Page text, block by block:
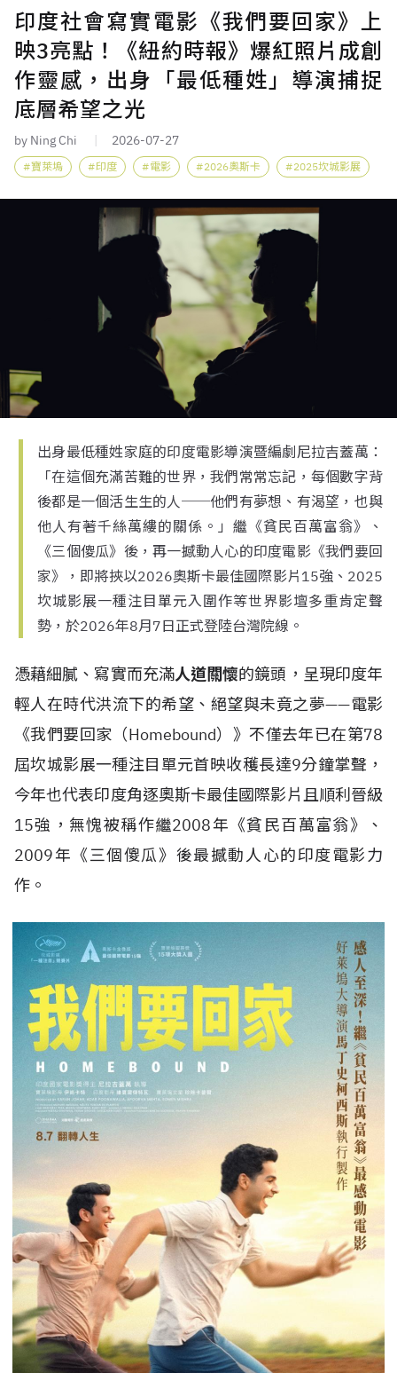
印度社會寫實電影《我們要回家》上
映3亮點！《紐約時報》爆紅照片成創
作靈感，出身「最低種姓」導演捕捉
底層希望之光
by Ning Chi 2026-07-27
寶萊塢 印度 電影 2026奧斯卡 2025坎城影展
出身最低種姓家庭的印度電影導演暨編劇尼拉吉蓋萬：
「在這個充滿苦難的世界，我們常常忘記，每個數字背
後都是一個活生生的人──他們有夢想、有渴望，也與
他人有著千絲萬縷的關係。」繼《貧民百萬富翁》、
《三個傻瓜》後，再一撼動人心的印度電影《我們要回
家》，即將挾以2026奧斯卡最佳國際影片15強、2025
坎城影展一種注目單元入圍作等世界影壇多重肯定聲
勢，於2026年8月7日正式登陸台灣院線。
憑藉細膩、寫實而充滿人道關懷的鏡頭，呈現印度年
輕人在時代洪流下的希望、絕望與未竟之夢——電影
《我們要回家（Homebound）》不僅去年已在第78
屆坎城影展一種注目單元首映收穫長達9分鐘掌聲，
今年也代表印度角逐奧斯卡最佳國際影片且順利晉級
15強，無愧被稱作繼2008年 《貧民百萬富翁》、
2009年《三個傻瓜》後最撼動人心的印度電影力
作。